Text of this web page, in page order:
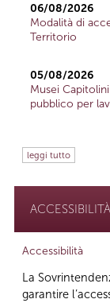
06/08/2026
Modalità di
Territorio
05/08/2026
Musei
pubblico per
leggi tutto
ACCESSIBILITÀ
Accessibilità
La
garantire